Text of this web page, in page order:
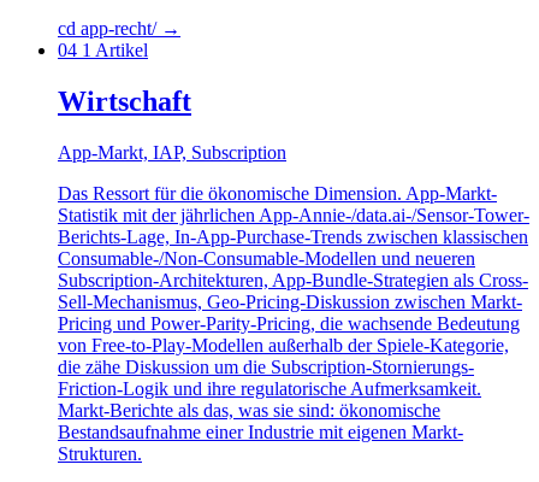
cd app-recht/ →
04 1 Artikel
Wirtschaft
App-Markt, IAP, Subscription
Das Ressort für die ökonomische Dimension. App-Markt-
Statistik mit der jährlichen App-Annie-/data.ai-/Sensor-Tower-
Berichts-Lage, In-App-Purchase-Trends zwischen klassischen
Consumable-/Non-Consumable-Modellen und neueren
Subscription-Architekturen, App-Bundle-Strategien als Cross-
Sell-Mechanismus, Geo-Pricing-Diskussion zwischen Markt-
Pricing und Power-Parity-Pricing, die wachsende Bedeutung
von Free-to-Play-Modellen außerhalb der Spiele-Kategorie,
die zähe Diskussion um die Subscription-Stornierungs-
Friction-Logik und ihre regulatorische Aufmerksamkeit.
Markt-Berichte als das, was sie sind: ökonomische
Bestandsaufnahme einer Industrie mit eigenen Markt-
Strukturen.